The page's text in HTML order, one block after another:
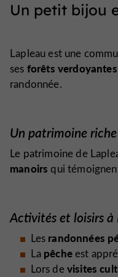
Un petit bijou
Lapleau est une
ses forêts verdoyantes
randonnée.
Un patrimoine riche
Le patrimoine de
manoirs qui
Activités et loisirs à
Les randonnées
La pêcheest
Lors devisites